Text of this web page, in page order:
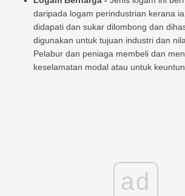
daripada logam perindustrian kerana
didapati dan sukar dilombong dan
digunakan untuk tujuan industri dan
Pelabur dan peniaga membeli dan
keselamatan modal atau untuk
ad